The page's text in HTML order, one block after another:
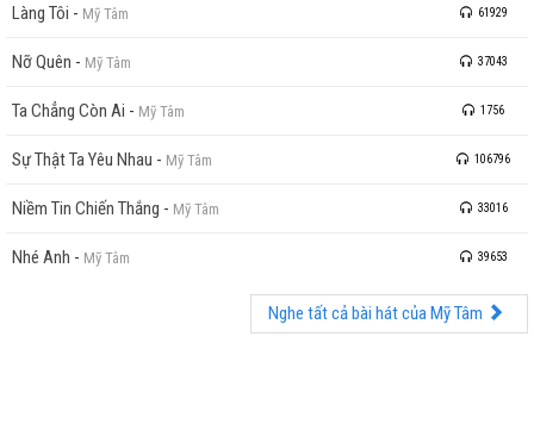
Làng Tôi - Mỹ Tâm 61929
Nỡ Quên - Mỹ Tâm 37043
Ta Chẳng Còn Ai - Mỹ Tâm 1756
Sự Thật Ta Yêu Nhau - Mỹ Tâm 106796
Niềm Tin Chiến Thắng - Mỹ Tâm 33016
Nhé Anh - Mỹ Tâm 39653
Nghe tất cả bài hát của Mỹ Tâm